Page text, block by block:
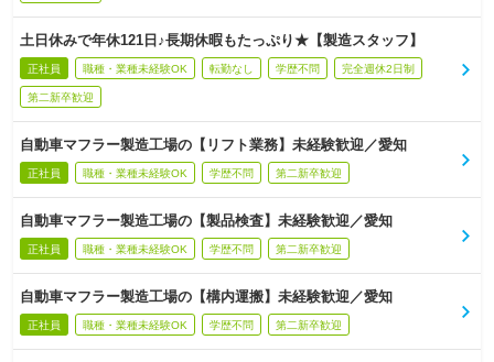
土日休みで年休121日♪長期休暇もたっぷり★【製造スタッフ】
正社員 職種・業種未経験OK 転勤なし 学歴不問 完全週休2日制
第二新卒歓迎
自動車マフラー製造工場の【リフト業務】未経験歓迎／愛知
正社員 職種・業種未経験OK 学歴不問 第二新卒歓迎
自動車マフラー製造工場の【製品検査】未経験歓迎／愛知
正社員 職種・業種未経験OK 学歴不問 第二新卒歓迎
自動車マフラー製造工場の【構内運搬】未経験歓迎／愛知
正社員 職種・業種未経験OK 学歴不問 第二新卒歓迎